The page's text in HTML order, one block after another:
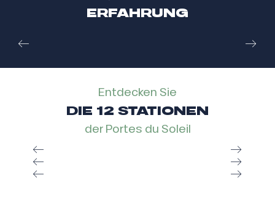
ERFAHRUNG
Entdecken Sie
DIE 12 STATIONEN
der Portes du Soleil